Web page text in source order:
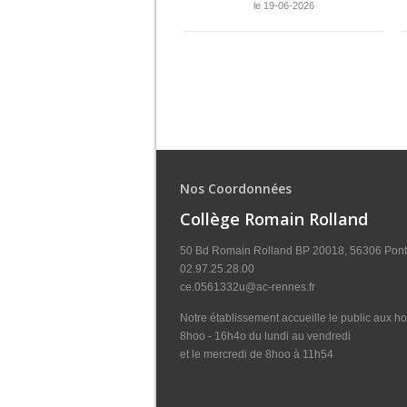
le 19-06-2026
Nos Coordonnées
Collège Romain Rolland
50 Bd Romain Rolland BP 20018, 56306
02.97.25.28.00
ce.0561332u@ac-rennes.fr
Notre établissement accueille le public aux
8hoo - 16h4o du lundi au vendredi
et le mercredi de 8hoo à 11h54